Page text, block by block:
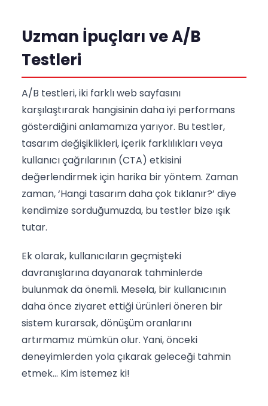
Uzman İpuçları ve A/B
Testleri
A/B testleri, iki farklı web sayfasını
karşılaştırarak hangisinin daha iyi performans
gösterdiğini anlamamıza yarıyor. Bu testler,
tasarım değişiklikleri, içerik farklılıkları veya
kullanıcı çağrılarının (CTA) etkisini
değerlendirmek için harika bir yöntem. Zaman
zaman, ‘Hangi tasarım daha çok tıklanır?’ diye
kendimize sorduğumuzda, bu testler bize ışık
tutar.
Ek olarak, kullanıcıların geçmişteki
davranışlarına dayanarak tahminlerde
bulunmak da önemli. Mesela, bir kullanıcının
daha önce ziyaret ettiği ürünleri öneren bir
sistem kurarsak, dönüşüm oranlarını
artırmamız mümkün olur. Yani, önceki
deneyimlerden yola çıkarak geleceği tahmin
etmek... Kim istemez ki!